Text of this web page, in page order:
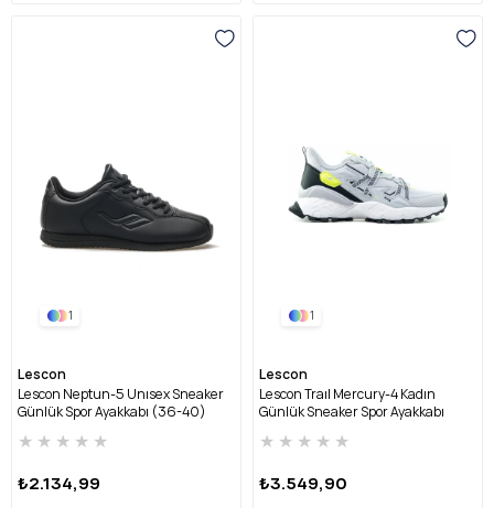
1
Lescon
Lescon Neptun-5 Unısex Sneaker
Günlük Spor Ayakkabı (36-40)
★ ★ ★ ★ ★
₺2.134,99
1
Lescon
Lescon Traıl Mercury-4 Kadın
Günlük Sneaker Spor Ayakkabı
★ ★ ★ ★ ★
₺3.549,90